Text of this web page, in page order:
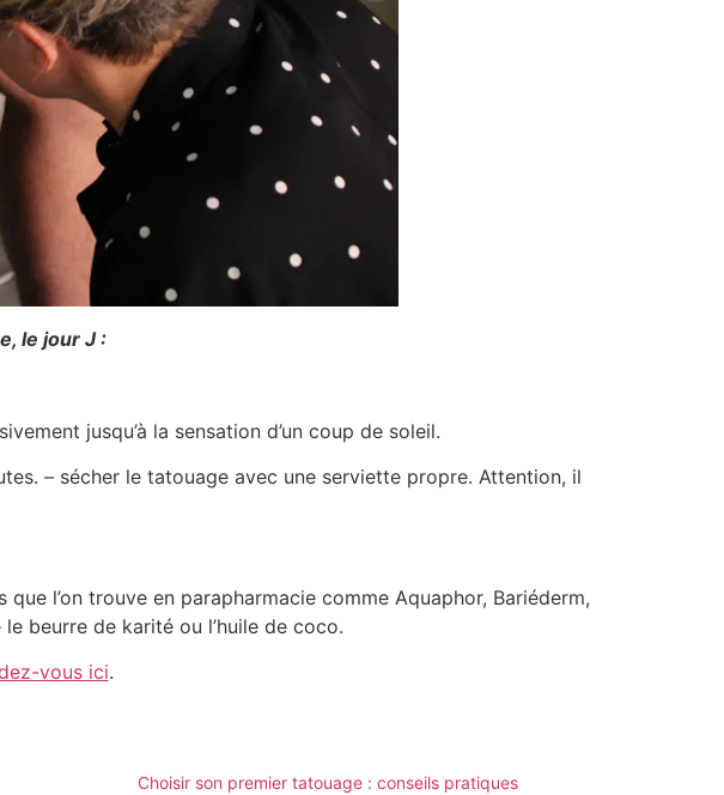
le jour J :
jusqu’à la sensation d’un coup de soleil.
– sécher le tatouage avec une serviette propre. Attention, il
l’on trouve en parapharmacie comme Aquaphor, Bariéderm,
beurre de karité ou l’huile de coco.
vous ici.
Choisir son premier tatouage : conseils pratiques